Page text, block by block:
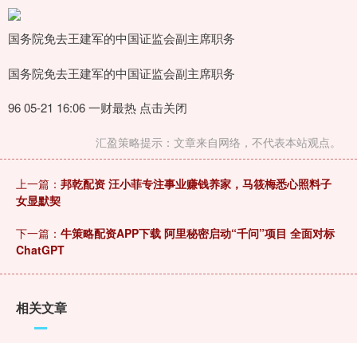
国务院免去王建军的中国证监会副主席职务
国务院免去王建军的中国证监会副主席职务
96 05-21 16:06 一财最热 点击关闭
汇盈策略提示：文章来自网络，不代表本站观点。
上一篇： 邦乾配资 汪小菲专注事业赚钱养家，马筱梅悉心照料子
女显默契
下一篇： 牛策略配资APP下载 阿里秘密启动“千问”项目 全面对标
ChatGPT
相关文章